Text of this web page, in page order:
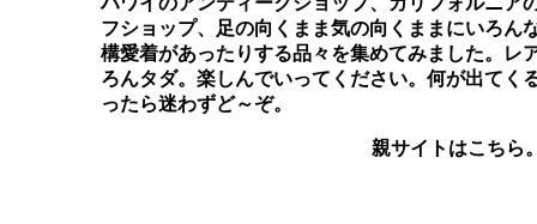
フショップ、足の向くまま気の向くままにいろん
構愛着があったりする品々を集めてみました。レ
ろんタダ。楽しんでいってください。何が出てく
ったら迷わずど～ぞ。
親サイトはこちら